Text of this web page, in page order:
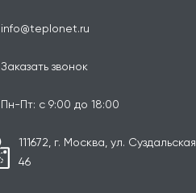
info@teplonet.ru
Заказать звонок
Пн-Пт: с 9:00 до 18:00
111672, г. Москва, ул. Суздальская,
46